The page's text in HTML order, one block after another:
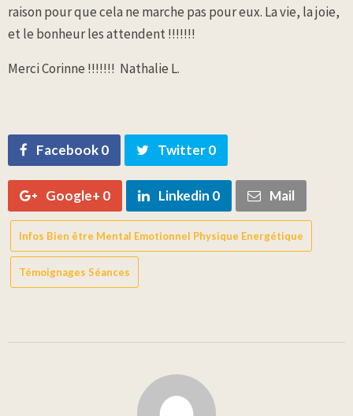
raison pour que cela ne marche pas pour eux. La vie, la joie,
et le bonheur les attendent !!!!!!!
Merci Corinne !!!!!!! Nathalie L.
Facebook 0 Twitter 0
Google+ 0 Linkedin 0 Mail
Infos Bien être Mental Emotionnel Physique Energétique
Témoignages Séances